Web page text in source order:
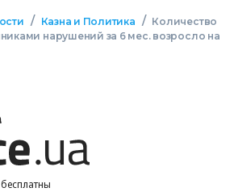
/ Казна и Политика / Количество
нарушений за 6 мес. возросло на